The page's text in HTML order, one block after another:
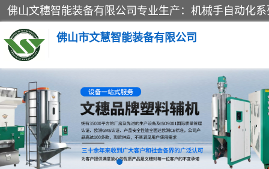
佛山市文慧智能装备有限公司
粉碎回收系列
塑料破碎机
三机一体除湿干燥机